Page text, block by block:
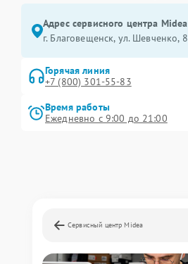
Адрес сервисного центра
г. Благовещенск, ул. Шевченко,
Горячая линия
+7 (800) 301-55-83
Время работы
Ежедневно с 9:00 до 21:00
Сервисный центр Midea